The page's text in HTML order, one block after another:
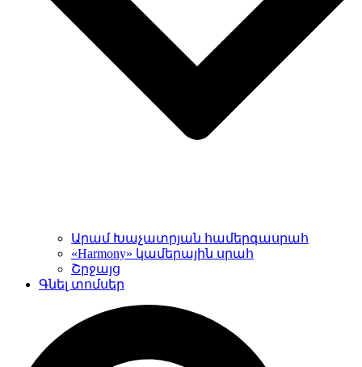
Արամ Խաչատրյան համերգասրահ
«Harmony» կամերային սրահ
Շրջայց
Գնել տոմսեր